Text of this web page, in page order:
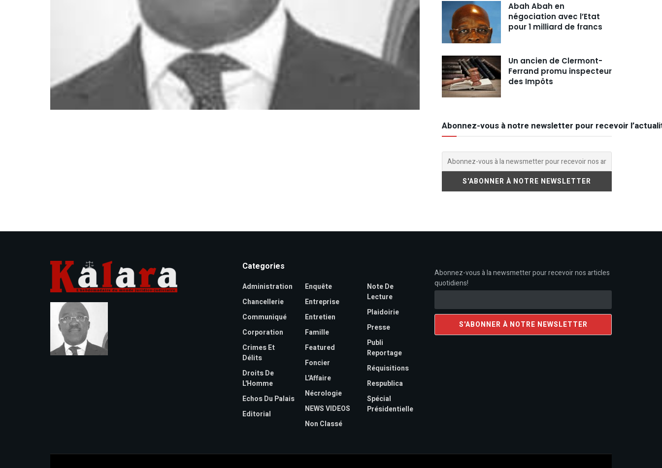
Abah Abah en
négociation avec l’Etat
pour 1 milliard de francs
Un ancien de Clermont-
Ferrand promu inspecteur
des Impôts
Abonnez-vous à notre newsletter pour recevoir
Categories
Administration
Chancellerie
Communiqué
Corporation
Crimes Et
Délits
Droits De
L'Homme
Echos Du Palais
Editorial
Enquête
Entreprise
Entretien
Famille
Featured
Foncier
L'Affaire
Nécrologie
NEWS VIDEOS
Non Classé
Note De
Lecture
Plaidoirie
Presse
Publi
Reportage
Réquisitions
Respublica
Spécial
Présidentielle
Abonnez-vous à la newsmetter pour recevoir nos articles
quotidiens!